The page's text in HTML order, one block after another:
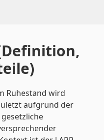
Ruhestand wird
aufgrund der